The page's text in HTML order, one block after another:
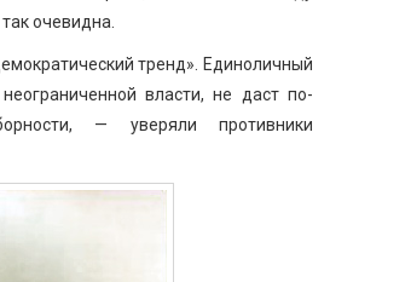
очевидна.
тренд». Единоличный
власти, не даст по-
— уверяли противники